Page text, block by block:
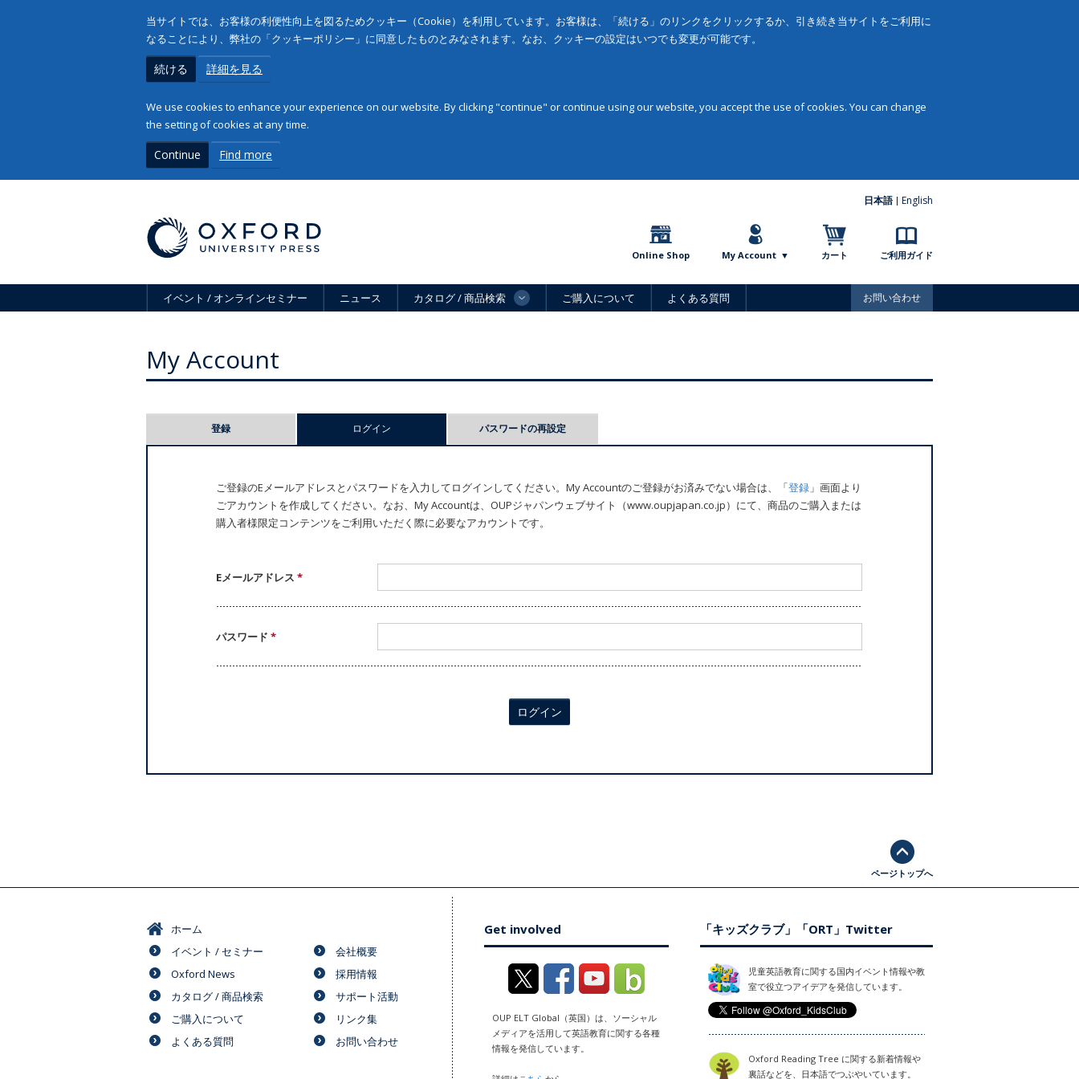
当サイトでは、お客様の利便性向上を図るためクッキー（Cookie）を利用しています。お客様は、「続ける」のリンクをクリックするか、引き続き当サイトをご利用に
なることにより、弊社の「クッキーポリシー」に同意したものとみなされます。なお、クッキーの設定はいつでも変更が可能です。
続ける 詳細を見る
We use cookies to enhance your experience on our website. By clicking "continue" or continue using our website, you accept the use of cookies. You can change
the setting of cookies at any time.
Continue Find more
日本語 English
Online Shop My Account カート ご利用ガイド
イベント / オンラインセミナー ニュース カタログ / 商品検索 ご購入について よくある質問 お問い合わせ
My Account
登録 ログイン パスワードの再設定
ご登録のEメールアドレスとパスワードを入力してログインしてください。My Accountのご登録がお済みでない場合は、「登録 」画面より
ごアカウントを作成してください。なお、My Accountは、OUPジャパンウェブサイト（www.oupjapan.co.jp）にて、商品のご購入または
購入者様限定コンテンツをご利用いただく際に必要なアカウントです。
Eメールアドレス*
パスワード*
ログイン
ページトップへ
ホーム
イベント / セミナー
Oxford News
カタログ / 商品検索
ご購入について
よくある質問
会社概要
採用情報
サポート活動
リンク集
お問い合わせ
Get involved
OUP ELT Global（英国）は、ソーシャル
メディアを活用して英語教育に関する各種
情報を発信しています。
「キッズクラブ」「ORT」Twitter
児童英語教育に関する国内イベント情報や教
室で役立つアイデアを発信しています。
Oxford Reading Tree に関する新着情報や
裏話などを、日本語でつぶやいています。